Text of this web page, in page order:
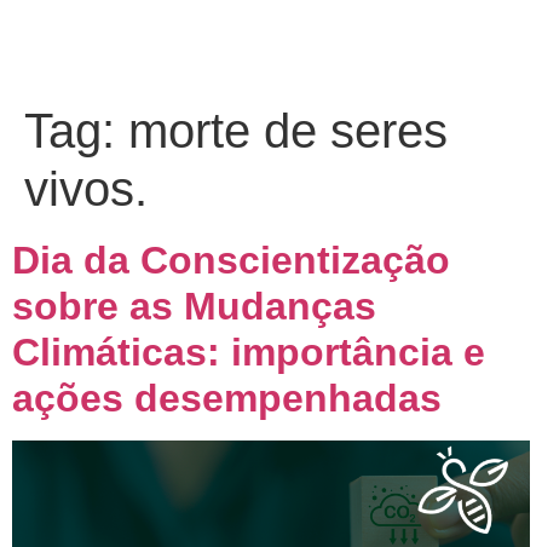
Tag: morte de seres
vivos.
Dia da Conscientização
sobre as Mudanças
Climáticas: importância e
ações desempenhadas